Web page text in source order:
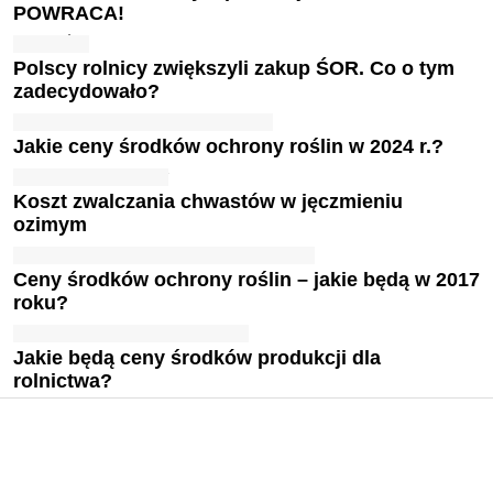
POWRACA!
Polscy rolnicy zwiększyli zakup ŚOR. Co o tym
zadecydowało?
Jakie ceny środków ochrony roślin w 2024 r.?
Koszt zwalczania chwastów w jęczmieniu
ozimym
Ceny środków ochrony roślin – jakie będą w 2017
roku?
Jakie będą ceny środków produkcji dla
rolnictwa?